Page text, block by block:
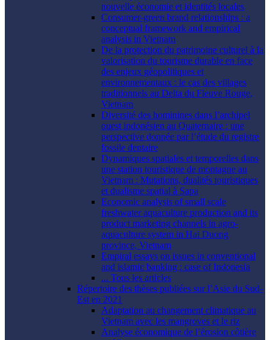
nouvelle économie et identités locales
Consumer-green brand relationships : a
conceptual framework and empirical
analysis in Vietnam
De la protection du patrimoine culturel à la
valorisation du tourisme durable en face
des enjeux géopolitiques et
environnementaux : le cas des villages
traditionnels au Delta du Fleuve Rouge,
Vietnam
Diversité des hominines dans l’archipel
ouest indonésien au Quaternaire : une
perspective donnée par l’étude du registre
fossile dentaire
Dynamiques spatiales et temporelles dans
une station touristique de montagne au
Vietnam : Mutations, dualités touristiques
et dualisme spatial à Sapa
Economic analysis of small scale
freshwater aquaculture production and its
product marketing channels in agro-
aquaculture system in Hai Duong
province, Vietnam
Empiral essays on issues in conventional
and islamic banking : case of Indonesia
... Tous les articles
Répertoire des thèses publiées sur l’Asie du Sud-
Est en 2021
Adaptation au changement climatique au
Vietnam avec les mangroves et le riz
Analyse économique de l’érosion côtière